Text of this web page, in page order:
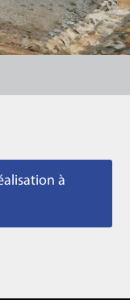
à